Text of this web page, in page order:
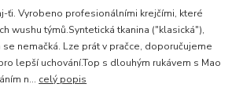
ťi. Vyrobeno profesionálními krejčími, které
wushu týmů.Syntetická tkanina ("klasická"),
nemačká. Lze prát v pračce, doporučujeme
lepší uchování.Top s dlouhým rukávem s Mao
n... celý popis